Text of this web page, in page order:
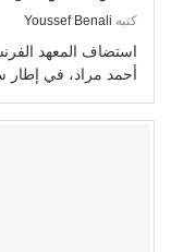
كتبه Youssef Benali
استضاف المعهد
أحمد مراد، في إطار